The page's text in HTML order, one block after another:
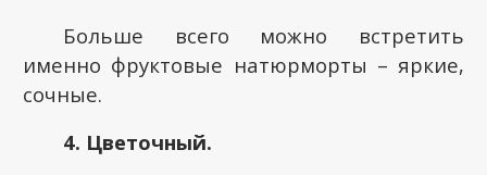
Больше всего можно встретить
именно фруктовые натюрморты – яркие,
сочные.
4. Цветочный.